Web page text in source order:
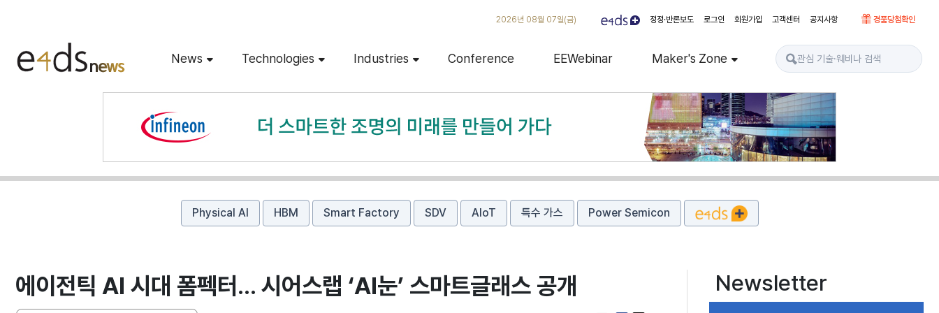
2026년 08월 07일(금) 정정·반론보도 로그인 회원가입 고객센터 공지사항 경품당첨확인
News Technologies Industries Conference EEWebinar Maker's Zone
Physical AI HBM Smart Factory SDV AIoT 특수 가스 Power Semicon
에이전틱 AI 시대 폼펙터... 시어스랩 ‘AI눈’ 스마트글래스 공개 Newsletter